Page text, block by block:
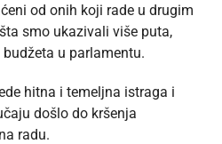
od onih koji rade u drugim
smo ukazivali više puta,
u parlamentu.
hitna i temeljna istraga i
došlo do kršenja
radu.